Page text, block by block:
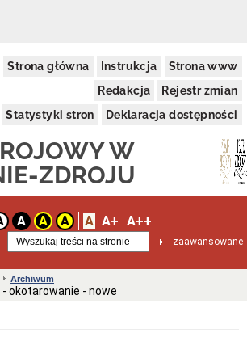
Strona główna Instrukcja
Strona www
Redakcja
Rejestr zmian
Statystyki stron
Deklaracja dostępności
W
ZDROJU
A A A A A+ A++
zaawansowane
Archiwum
okotarowanie - nowe